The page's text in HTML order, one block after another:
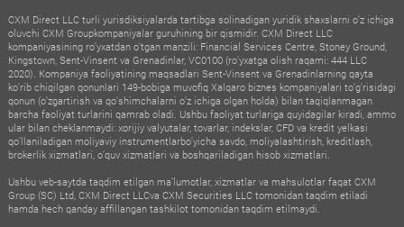
CXM Direct LLC turli yurisdiksiyalarda tartibga solinadigan yuridik shaxslarni o‘z ichiga
oluvchi CXM Groupkompaniyalar guruhining bir qismidir. CXM Direct LLC
kompaniyasining ro‘yxatdan o‘tgan manzili: Financial Services Centre, Stoney Ground,
Kingstown, Sent-Vinsent va Grenadinlar, VC0100 (ro‘yxatga olish raqami: 444 LLC
2020). Kompaniya faoliyatining maqsadlari Sent-Vinsent va Grenadinlarning qayta
ko‘rib chiqilgan qonunlari 149-bobiga muvofiq Xalqaro biznes kompaniyalari to‘g‘risidagi
qonun (o‘zgartirish va qo‘shimchalarni o‘z ichiga olgan holda) bilan taqiqlanmagan
barcha faoliyat turlarini qamrab oladi. Ushbu faoliyat turlariga quyidagilar kiradi, ammo
ular bilan cheklanmaydi: xorijiy valyutalar, tovarlar, indekslar, CFD va kredit yelkasi
qo‘llaniladigan moliyaviy instrumentlarbo‘yicha savdo, moliyalashtirish, kreditlash,
brokerlik xizmatlari, o‘quv xizmatlari va boshqariladigan hisob xizmatlari.
Ushbu veb-saytda taqdim etilgan ma’lumotlar, xizmatlar va mahsulotlar faqat CXM
Group (SC) Ltd, CXM Direct LLCva CXM Securities LLC tomonidan taqdim etiladi
hamda hech qanday affillangan tashkilot tomonidan taqdim etilmaydi.